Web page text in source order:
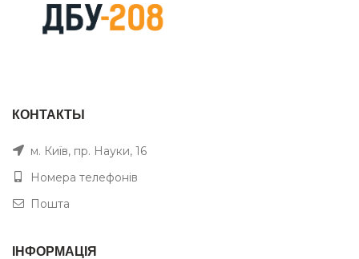
КОНТАКТЫ
м. Київ, пр. Науки, 16
Номера телефонів
Пошта
ІНФОРМАЦІЯ